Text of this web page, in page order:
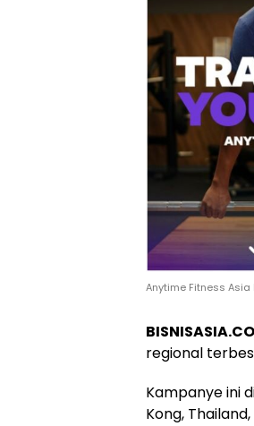
Anytime Fitness Asia
regional
Kampanye ini
Kong,